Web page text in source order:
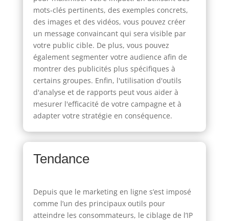
mots-clés pertinents, des exemples concrets,
des images et des vidéos, vous pouvez créer
un message convaincant qui sera visible par
votre public cible. De plus, vous pouvez
également segmenter votre audience afin de
montrer des publicités plus spécifiques à
certains groupes. Enfin, l'utilisation d'outils
d'analyse et de rapports peut vous aider à
mesurer l'efficacité de votre campagne et à
adapter votre stratégie en conséquence.
Tendance
Depuis que le marketing en ligne s’est imposé
comme l’un des principaux outils pour
atteindre les consommateurs, le ciblage de l’IP